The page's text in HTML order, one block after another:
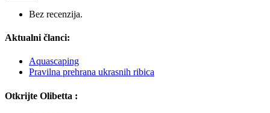
Bez recenzija.
Aktualni članci:
Aquascaping
Pravilna prehrana ukrasnih ribica
Otkrijte Olibetta :